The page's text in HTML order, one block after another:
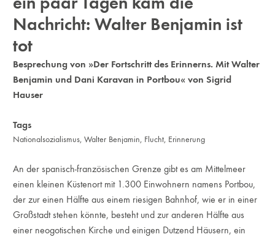
Nachricht: Walter Benjamin ist
tot
Besprechung von »Der Fortschritt des Erinnerns. Mit Walter
Benjamin und Dani Karavan in Portbou« von Sigrid
Hauser
Tags
Nationalsozialismus,Walter Benjamin, Flucht, Erinnerung
An der spanisch-französischen Grenze gibt es am Mittelmeer
einen kleinen Küstenort mit 1.300 Einwohnern namens Portbou,
der zur einen Hälfte aus einem riesigen Bahnhof, wie er in einer
Großstadt stehen könnte, besteht und zur anderen Hälfte aus
einer neogotischen Kirche und einigen Dutzend Häusern, ein